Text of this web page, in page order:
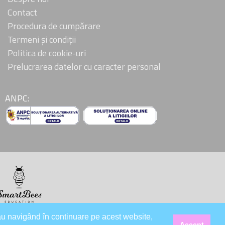
Contact
Procedura de cumpărare
Termeni și condiții
Politica de cookie-uri
Prelucrarea datelor cu caracter personal
ANPC:
navigând în continuare pe acest website,